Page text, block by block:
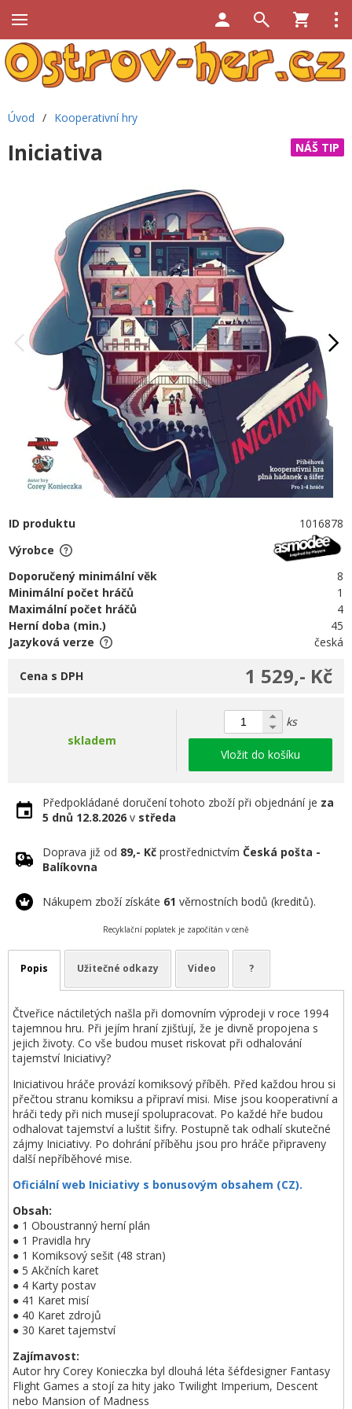
Úvod / Kooperativní hry
NÁŠ TIP
Iniciativa
ID produktu
1016878
Výrobce
Doporučený minimální věk
8
Minimální počet hráčů
1
Maximální počet hráčů
4
Herní doba (min.)
45
Jazyková verze
česká
1 529,- Kč
Cena s DPH
skladem
ks
Vložit do košíku
Předpokládané doručení tohoto zboží při objednání je za
5 dnů 12.8.2026 v středa
Doprava již od 89,- Kč prostřednictvím Česká pošta -
Balíkovna
Nákupem zboží získáte 61 věrnostních bodů (kreditů).
Recyklační poplatek je započítán v ceně
Popis Užitečné odkazy Video ?
Čtveřice náctiletých našla při domovním výprodeji v roce 1994
tajemnou hru. Při jejím hraní zjišťují, že je divně propojena s
jejich životy. Co vše budou muset riskovat při odhalování
tajemství Iniciativy?
Iniciativou hráče provází komiksový příběh. Před každou hrou si
přečtou stranu komiksu a připraví misi. Mise jsou kooperativní a
hráči tedy při nich musejí spolupracovat. Po každé hře budou
odhalovat tajemství a luštit šifry. Postupně tak odhalí skutečné
zájmy Iniciativy. Po dohrání příběhu jsou pro hráče připraveny
další nepříběhové mise.
Oficiální web Iniciativy s bonusovým obsahem (CZ).
Obsah:
● 1 Oboustranný herní plán
● 1 Pravidla hry
● 1 Komiksový sešit (48 stran)
● 5 Akčních karet
● 4 Karty postav
● 41 Karet misí
● 40 Karet zdrojů
● 30 Karet tajemství
Zajímavost:
Autor hry Corey Konieczka byl dlouhá léta šéfdesigner Fantasy
Flight Games a stojí za hity jako Twilight Imperium, Descent
nebo Mansion of Madness